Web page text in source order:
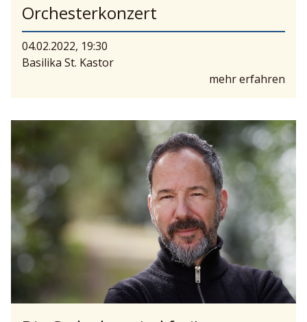
Orchesterkonzert
04.02.2022, 19:30
Basilika St. Kastor
mehr erfahren